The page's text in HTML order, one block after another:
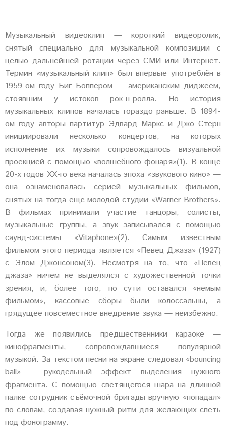
Музыкальный видеоклип — короткий видеоролик,
снятый специально для музыкальной композиции с
целью дальнейшей ротации через СМИ или Интернет.
Термин «музыкальный клип» был впервые употреблён в
1959-ом году Биг Боппером — американским диджеем,
стоявшим у истоков рок-н-ролла. Но история
музыкальных клипов началась гораздо раньше. В 1894-
ом году авторы партитур Эдвард Маркс и Джо Стерн
инициировали несколько концертов, на которых
исполнение их музыки сопровождалось визуальной
проекцией с помощью «волшебного фонаря»(1). В конце
20-х годов XX-го века началась эпоха «звукового кино» —
она ознаменовалась серией музыкальных фильмов,
снятых на тогда ещё молодой студии «Warner Brothers».
В фильмах принимали участие танцоры, солисты,
музыкальные группы, а звук записывался с помощью
саунд-системы «Vitaphone»(2). Самым известным
фильмом этого периода является «Певец Джаза» (1927)
с Элом Джонсоном(3). Несмотря на то, что «Певец
джаза» ничем не выделялся с художественной точки
зрения, и, более того, по сути оставался «немым
фильмом», кассовые сборы были колоссальны, а
грядущее повсеместное внедрение звука — неизбежно.
Тогда же появились предшественники караоке —
кинофрагменты, сопровождавшиеся популярной
музыкой. За текстом песни на экране следовал «bounсing
ball» – рукодельный эффект выделения нужного
фрагмента. С помощью светящегося шара на длинной
палке сотрудник съёмочной бригады вручную «попадал»
по словам, создавая нужный ритм для желающих спеть
под фонограмму.